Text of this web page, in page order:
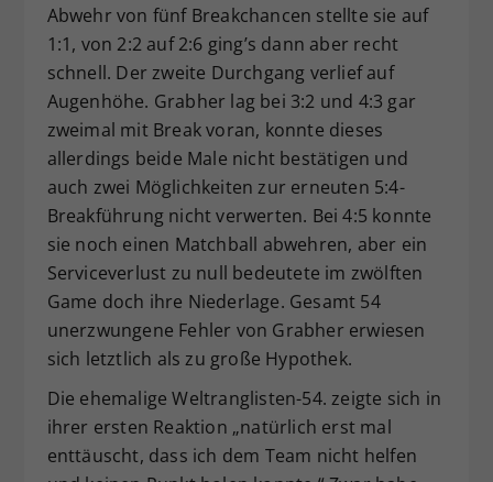
Abwehr von fünf Breakchancen stellte sie auf
1:1, von 2:2 auf 2:6 ging’s dann aber recht
schnell. Der zweite Durchgang verlief auf
Augenhöhe. Grabher lag bei 3:2 und 4:3 gar
zweimal mit Break voran, konnte dieses
allerdings beide Male nicht bestätigen und
auch zwei Möglichkeiten zur erneuten 5:4-
Breakführung nicht verwerten. Bei 4:5 konnte
sie noch einen Matchball abwehren, aber ein
Serviceverlust zu null bedeutete im zwölften
Game doch ihre Niederlage. Gesamt 54
unerzwungene Fehler von Grabher erwiesen
sich letztlich als zu große Hypothek.
Die ehemalige Weltranglisten-54. zeigte sich in
ihrer ersten Reaktion „natürlich erst mal
enttäuscht, dass ich dem Team nicht helfen